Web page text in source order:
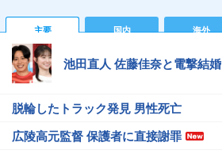
主要 国内 海外
池田直人 佐藤佳奈と電撃結婚
脱輪したトラック発見 男性死亡
広陵高元監督 保護者に直接謝罪